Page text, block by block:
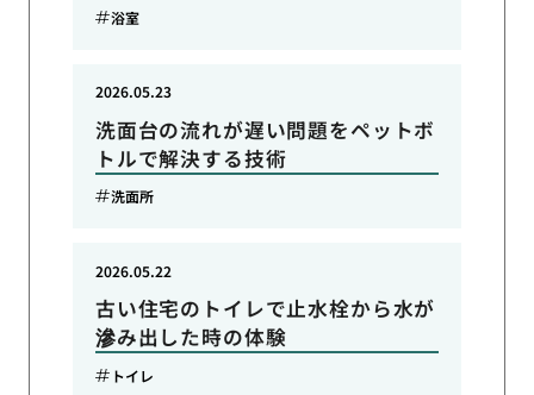
浴室
洗面台の流れが遅い問題をペットボ
トルで解決する技術
2026.05.23
洗面所
古い住宅のトイレで止水栓から水が
滲み出した時の体験
2026.05.22
トイレ